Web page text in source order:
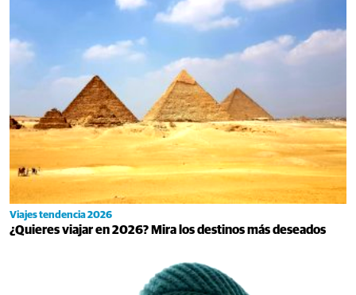
Viajes tendencia 2026
¿Quieres viajar en 2026? Mira los destinos más deseados